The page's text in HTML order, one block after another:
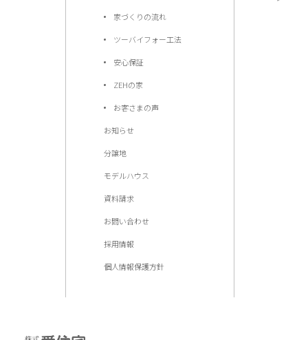
家づくりの流れ
ツーバイフォー工法
安心保証
ZEHの家
お客さまの声
お知らせ
分譲地
モデルハウス
資料請求
お問い合わせ
採用情報
個人情報保護方針